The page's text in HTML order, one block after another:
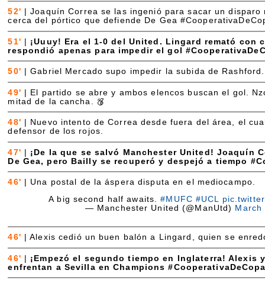
52' |Joaquín Correa se las ingenió para sacar un disparo
cerca del pórtico que defiende De Gea
51' | ¡Uuuy! Era el 1-0 del United. Lingard remató con
respondió apenas para impedir el gol
50' |Gabriel Mercado supo impedir la subida de Rashford.
49'
El partido se abre y ambos elencos buscan el gol.
mitad de la cancha.
48'
Nuevo intento de Correa desde fuera del área, el
defensor de los rojos.
47'
¡De la que se salvó Manchester United! Joaquín
De Gea, pero Bailly se recuperó y despejó a tiempo
46'
Una postal de la áspera disputa en el mediocampo.
A big second half awaits.#MUFC #UCL
— Manchester United (@ManUtd) March
46' |Alexis cedió un buen balón a Lingard, quien se
46'
¡Empezó el segundo tiempo en Inglaterra! Alexis
enfrentan a Sevilla en Champions